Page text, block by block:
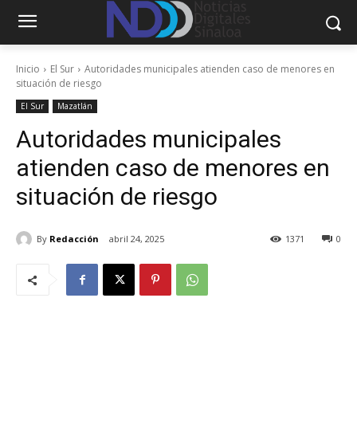
Inicio El Sur
Autoridades municipales atienden caso de menores en
situación de riesgo
El Sur Mazatlán
Autoridades municipales
atienden caso de menores en
situación de riesgo
By Redacción abril 24, 2025 0
1371